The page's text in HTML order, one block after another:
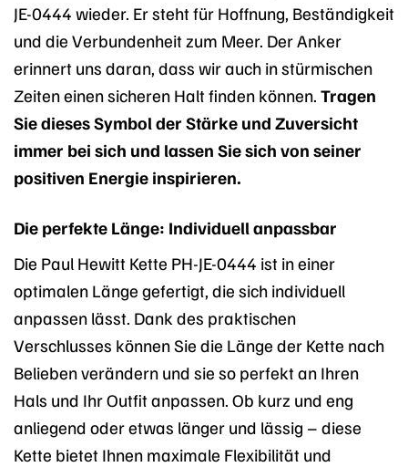
JE-0444 wieder. Er steht für Hoffnung, Beständigkeit
und die Verbundenheit zum Meer. Der Anker
erinnert uns daran, dass wir auch in stürmischen
Zeiten einen sicheren Halt finden können. Tragen
Sie dieses Symbol der Stärke und Zuversicht
immer bei sich und lassen Sie sich von seiner
positiven Energie inspirieren.
Die perfekte Länge: Individuell anpassbar
Die Paul Hewitt Kette PH-JE-0444 ist in einer
optimalen Länge gefertigt, die sich individuell
anpassen lässt. Dank des praktischen
Verschlusses können Sie die Länge der Kette nach
Belieben verändern und sie so perfekt an Ihren
Hals und Ihr Outfit anpassen. Ob kurz und eng
anliegend oder etwas länger und lässig – diese
Kette bietet Ihnen maximale Flexibilität und